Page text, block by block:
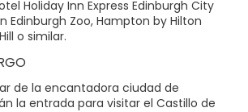
Holiday Inn Express Edinburgh City
Edinburgh Zoo, Hampton by Hilton
o similar.
de la encantadora ciudad de
la entrada para visitar el Castillo de